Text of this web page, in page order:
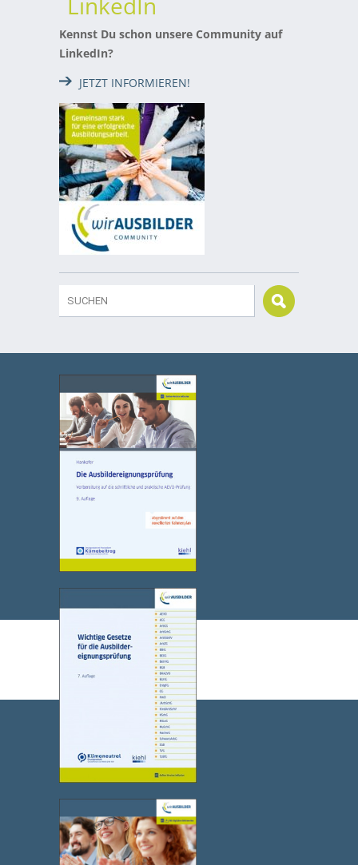
Kennst Du schon unsere Community auf
LinkedIn?
JETZT INFORMIEREN!